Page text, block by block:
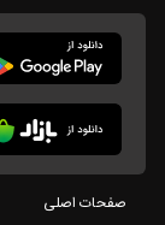
صفحات اصلی